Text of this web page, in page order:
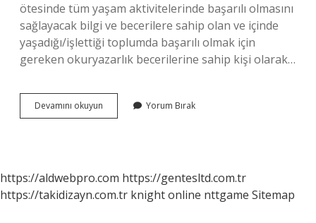
ötesinde tüm yaşam aktivitelerinde başarılı olmasını
sağlayacak bilgi ve becerilere sahip olan ve içinde
yaşadığı/işlettiği toplumda başarılı olmak için
gereken okuryazarlık becerilerine sahip kişi olarak…
Devamını okuyun Fonksiyonel
Okuryazarlık
Yorum Bırak
https://aldwebpro.com https://gentesltd.com.tr
https://takidizayn.com.tr knight online nttgame Sitemap